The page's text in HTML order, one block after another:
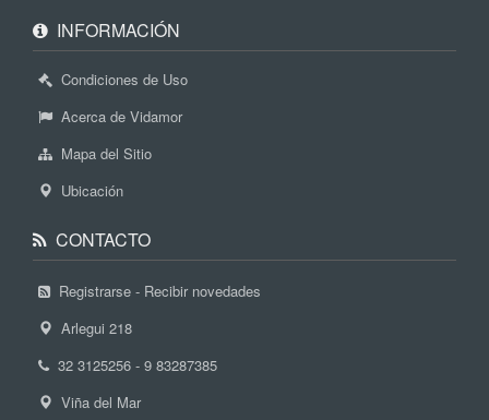
INFORMACIÓN
Condiciones de Uso
Acerca de Vidamor
Mapa del Sitio
Ubicación
CONTACTO
Registrarse - Recibir novedades
Arlegui 218
32 3125256 - 9 83287385
Viña del Mar